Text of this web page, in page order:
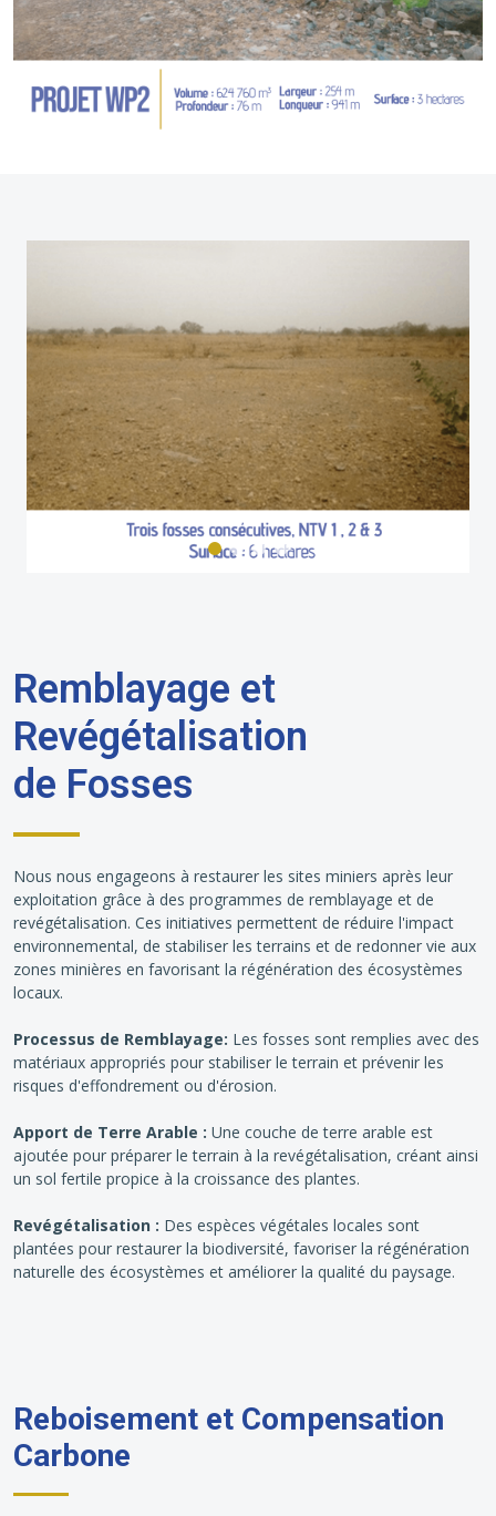
Remblayage et
Revégétalisation
de Fosses
Nous nous engageons à restaurer les sites miniers après leur
exploitation grâce à des programmes de remblayage et de
revégétalisation. Ces initiatives permettent de réduire l'impact
environnemental, de stabiliser les terrains et de redonner vie aux
zones minières en favorisant la régénération des écosystèmes
locaux.
Processus de Remblayage: Les fosses sont remplies avec des
matériaux appropriés pour stabiliser le terrain et prévenir les
risques d'effondrement ou d'érosion.
Apport de Terre Arable : Une couche de terre arable est
ajoutée pour préparer le terrain à la revégétalisation, créant ainsi
un sol fertile propice à la croissance des plantes.
Revégétalisation : Des espèces végétales locales sont
plantées pour restaurer la biodiversité, favoriser la régénération
naturelle des écosystèmes et améliorer la qualité du paysage.
Reboisement et Compensation
Carbone